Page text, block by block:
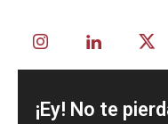
¡Ey! No te